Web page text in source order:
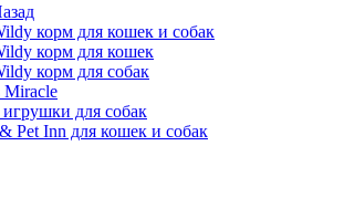
корм для кошек и собак
корм для кошек
корм для собак
Miracle
для собак
Pet Inn для кошек и собак